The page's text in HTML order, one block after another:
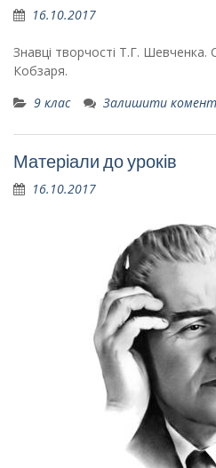
16.10.2017
Знавці творчості Т.Г.
Кобзаря.
9 клас
Залишити
Матеріали до уроків
16.10.2017